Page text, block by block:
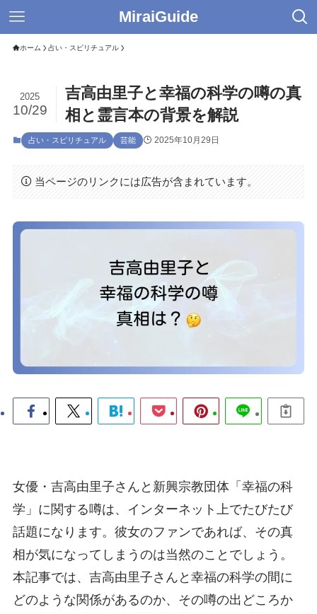
MiraiGuide
ホーム 占い・スピリチュアル
吉高由里子と幸福の科学の噂の真
相と霊言本の背景を解説
2025
10/29
占い・スピリチュアル 芸能 2025年10月29日
当ページのリンクには広告が含まれています。
女優・吉高由里子さんと新興宗教団体「幸福の科
学」に関する噂は、インターネット上でたびたび
話題になります。彼女のファンであれば、その真
相が気になってしまうのは当然のことでしょう。
本記事では、吉高由里子さんと幸福の科学の間に
どのような関係があるのか、その噂の出どころか